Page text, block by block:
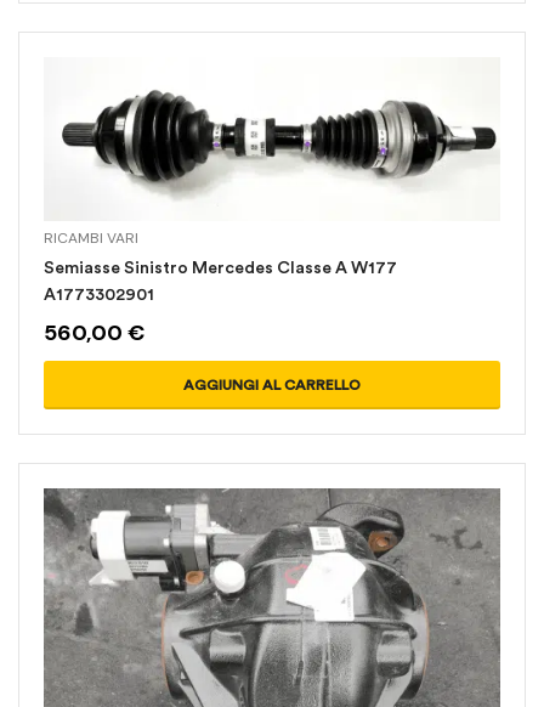
RICAMBI VARI
Semiasse Sinistro Mercedes Classe A W177
A1773302901
560,00 €
AGGIUNGI AL CARRELLO